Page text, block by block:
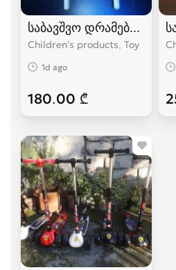
საბავშვო
Children’s products, Toy
1d ago
180.00 ₾